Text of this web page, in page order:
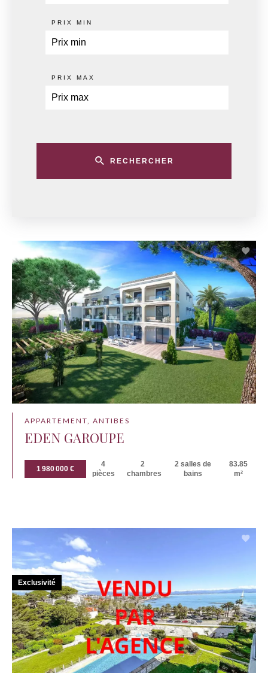
APPARTEMENT, ANTIBES
EDEN GAROUPE
1 980 000 €
4
pièces
2
chambres
2 salles de
bains
83.85
m²
Exclusivité
PRIX MIN
PRIX MAX
RECHERCHER